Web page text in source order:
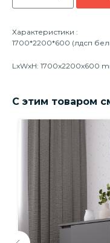
Характеристики :
1700*2200*600 (лдсп
LxWxH: 1700x2200x600
С этим товаром